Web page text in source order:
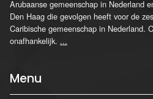
Arubaanse gemeenschap in Nederland
Den Haag die gevolgen heeft voor de
Caribische gemeenschap in Nederland.
onafhankelijk. ...
Menu